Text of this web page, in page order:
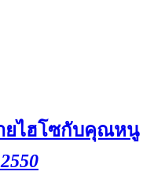
ยไฮโซกับคุณหนู